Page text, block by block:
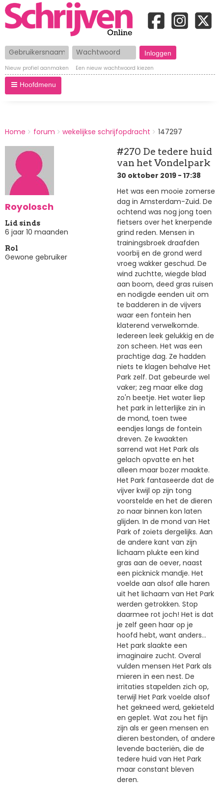
Gebruikersnaam Wachtwoord
Nieuw profiel aanmaken Een nieuw wachtwoord kiezen
Hoofdmenu
BREADCRUMBS
You
here:
Home forum wekelijkse schrijfopdracht 147297
Royolosch
Lid sinds
6 jaar 10 maanden
Rol
Gewone gebruiker
#270 De tedere huid
van het Vondelpark
30 oktober 2019 - 17:38
Het was een mooie zomerse
dag in Amsterdam-Zuid. De
ochtend was nog jong toen
fietsers over het knerpende
grind reden. Mensen in
trainingsbroek draafden
voorbij en de grond werd
vroeg wakker geschud. De
wind zuchtte, wiegde blad
aan boom, deed gras ruisen
en nodigde eenden uit om
te badderen in de vijvers
waar een fontein hen
klaterend verwelkomde.
Iedereen leek gelukkig en de
zon scheen. Het was een
prachtige dag. Ze hadden
niets te klagen behalve Het
Park zelf. Dat gebeurde wel
vaker; zeg maar elke dag
zo'n beetje. Het water liep
het park in letterlijke zin in
de mond, toen twee
eendjes langs de fontein
dreven. Ze kwaakten
sarrend wat Het Park als
gelach opvatte en het
alleen maar bozer maakte.
Het Park fantaseerde dat de
vijver kwijl op zijn tong
voorstelde en het de dieren
zo naar binnen kon laten
glijden. In de mond van Het
Park of zoiets dergelijks. Aan
de andere kant van zijn
lichaam plukte een kind
gras aan de oever, naast
een picknick mandje. Het
voelde aan alsof alle haren
uit het lichaam van Het Park
werden getrokken. Stop
daarmee rot joch! Het is dat
je zelf geen haar op je
hoofd hebt, want anders...
Het park slaakte een
imaginaire zucht. Overal
vulden mensen Het Park als
mieren in een nest. De
irritaties stapelden zich op,
terwijl Het Park voelde alsof
het gekneed werd, gekieteld
en geplet. Wat zou het fijn
zijn als er geen mensen en
dieren bestonden, of andere
levende bacteriën, die de
tedere huid van Het Park
maar constant bleven
deren.